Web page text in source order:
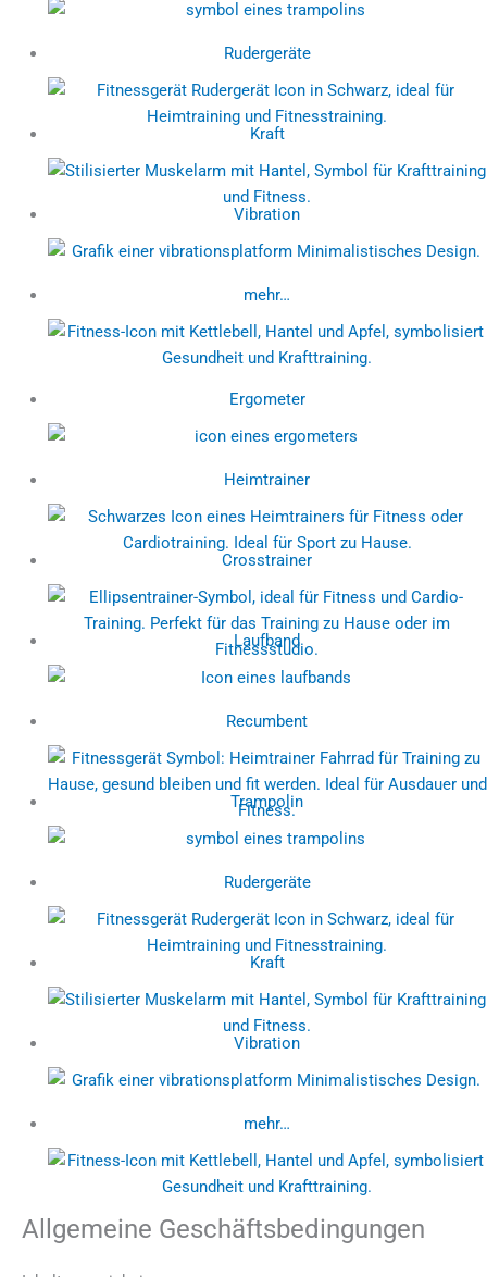
Rudergeräte
Kraft
Vibration
mehr…
Ergometer
Heimtrainer
Crosstrainer
Laufband
Recumbent
Trampolin
Rudergeräte
Kraft
Vibration
mehr…
Allgemeine Geschäftsbedingungen